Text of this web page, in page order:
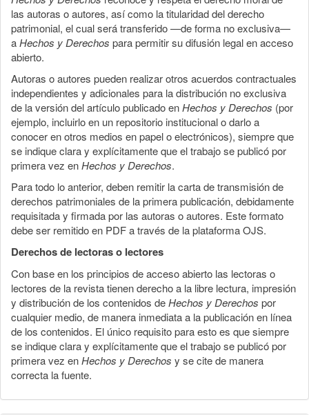
las autoras o autores, así como la titularidad del derecho
patrimonial, el cual será transferido —de forma no exclusiva—
aHechos y Derechos para permitir su difusión legal en acceso
abierto.
Autoras o autores pueden realizar otros acuerdos contractuales
independientes y adicionales para la distribución no exclusiva
de la versión del artículo publicado enHechos y Derechos (por
ejemplo, incluirlo en un repositorio institucional o darlo a
conocer en otros medios en papel o electrónicos), siempre que
se indique clara y explícitamente que el trabajo se publicó por
primera vez enHechos y Derechos.
Para todo lo anterior, deben remitir la carta de transmisión de
derechos patrimoniales de la primera publicación, debidamente
requisitada y firmada por las autoras o autores. Este formato
debe ser remitido en PDF a través de la plataforma OJS.
Derechos de lectoras o lectores
Con base en los principios de acceso abierto las lectoras o
lectores de la revista tienen derecho a la libre lectura, impresión
y distribución de los contenidos deHechos y Derechos por
cualquier medio, de manera inmediata a la publicación en línea
de los contenidos. El único requisito para esto es que siempre
se indique clara y explícitamente que el trabajo se publicó por
primera vez enHechos y Derechos y se cite de manera
correcta la fuente.